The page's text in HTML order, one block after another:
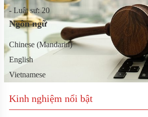
- Luật sư: 20
Ngôn ngữ
Chinese (Mandarin)
English
Vietnamese
Kinh nghiệm nổi bật